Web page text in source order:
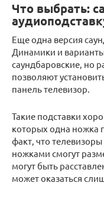
Что выбрать:
Еще одна версия
Динамики и
саундбаровские, но
позволяют
панель телевизор.
Такие подставки
которых одна ножка
факт, что
ножками смогут
могут быть
может оказаться